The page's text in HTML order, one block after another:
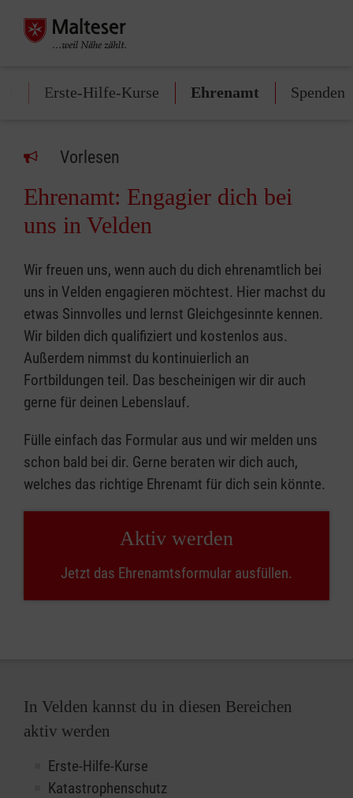
Erste-Hilfe-Kurse Ehrenamt Spenden
Vorlesen
Ehrenamt: Engagier dich bei
uns in Velden
Wir freuen uns, wenn auch du dich ehrenamtlich bei
uns in Velden engagieren möchtest. Hier machst du
etwas Sinnvolles und lernst Gleichgesinnte kennen.
Wir bilden dich qualifiziert und kostenlos aus.
Außerdem nimmst du kontinuierlich an
Fortbildungen teil. Das bescheinigen wir dir auch
gerne für deinen Lebenslauf.
Fülle einfach das Formular aus und wir melden uns
schon bald bei dir. Gerne beraten wir dich auch,
welches das richtige Ehrenamt für dich sein könnte.
Aktiv werden
Jetzt das Ehrenamtsformular ausfüllen.
In Velden kannst du in diesen Bereichen
aktiv werden
Erste-Hilfe-Kurse
Katastrophenschutz